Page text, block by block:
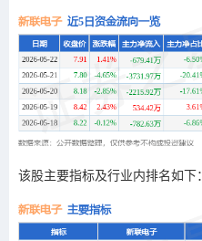
该股主要指标及行业内排名如下：